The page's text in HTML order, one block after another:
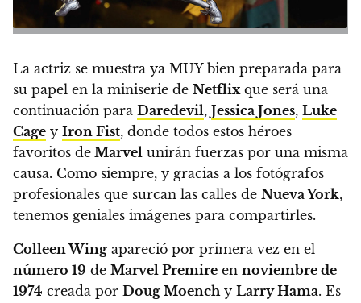
La actriz se muestra ya MUY bien preparada para
su papel en la miniserie de Netflixque será una
continuación para Daredevil, Jessica Jones, Luke
Cage y Iron Fist, donde todos estos héroes
favoritos de Marvel unirán fuerzas por una misma
causa. Como siempre, y gracias a los fotógrafos
profesionales que surcan las calles de Nueva York,
tenemos geniales imágenes para compartirles.
Colleen Wing apareció por primera vez en el
número 19 de Marvel Premire en noviembre de
1974 creada por Doug Moenchy Larry Hama. Es